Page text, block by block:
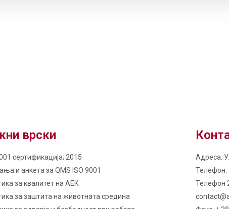
врски
сертификација; 2015
и анкета за QMS ISO 9001
за квалитет на AЕК
за заштита на животната средина
Адреса:
Телефон:
Телефон